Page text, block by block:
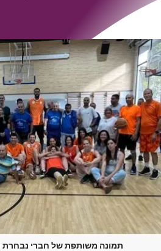
תמונה משותפת של חברי נבחרת